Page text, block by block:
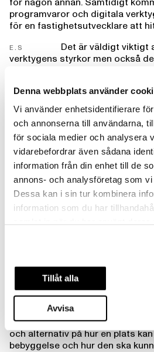
Denna webbplats använder
Vi använder enhetsidentifierare
och annonserna till användarna,
för sociala medier och analysera
vidarebefordrar även sådana
information från din enhet till de
annons- och analysföretag som
Dessa kan i sin tur kombinera
information som du har
Tillåt alla
Avvisa
för någon annan. Samtidigt
programvaror och digitala
för en fastighetsutvecklare att
E.S
Det är väldigt viktigt
verktygens styrkor men också
modeller, men de betyder
resultaten fel.
​HUR SKILJER SIG LILJEWALL FRÅN
DET KOMMER TILL DIGITALISERING?
C.W
​Liljewalls VD och
digitalisering i de övergripande
resurser till den interna
vana vid fler och fler
samtidigt som vår
vassare.
​I DEN DIGITALA TOOLBOXEN FINNS NU
SOM NI BYGGT SJÄLVA FÖR ANDRA
LITE OM DEM. VAD GÖR DE?
hemsida är verktyg som vi
ämnade för ett stadsmässigt
dessa skeden vill både vi och
och alternativ på hur en plats
bebyggelse och hur den ska